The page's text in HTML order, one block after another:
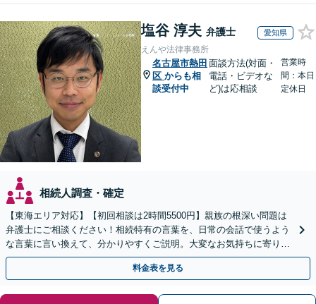
塩谷 淳夫 弁護士 愛知県
えんや法律事務所
名古屋市熱田
区 からも相
談受付中
面談方法(対面・
電話・ビデオな
ど)は応相談
営業時
間：本日
定休日
相続人調査・確定
【東海エリア対応】【初回相談は2時間5500円】親族の根深い問題は
弁護士にご相談ください！相続特有の言葉を、日常の会話で使うよう
な言葉に言い換えて、分かりやすくご説明。大変なお気持ちに寄り添
い、納得できる解決を目指します
料金表を見る